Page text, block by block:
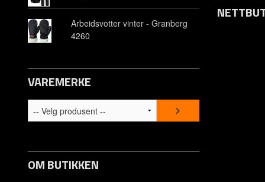
Arbeidsvotter vinter - Granberg
4260
VAREMERKE
OM BUTIKKEN